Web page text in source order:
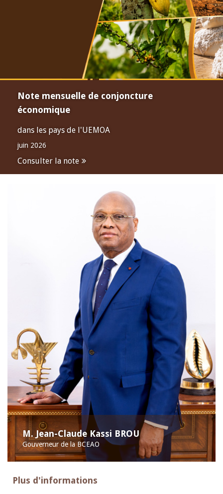
Note mensuelle de conjoncture
économique
dans les pays de l'UEMOA
juin 2026
Consulter la note
M. Jean-Claude Kassi BROU
Gouverneur de la BCEAO
Plus d'informations